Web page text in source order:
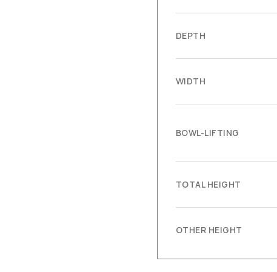
DEPTH
WIDTH
BOWL-LIFTING
TOTAL HEIGHT
OTHER HEIGHT